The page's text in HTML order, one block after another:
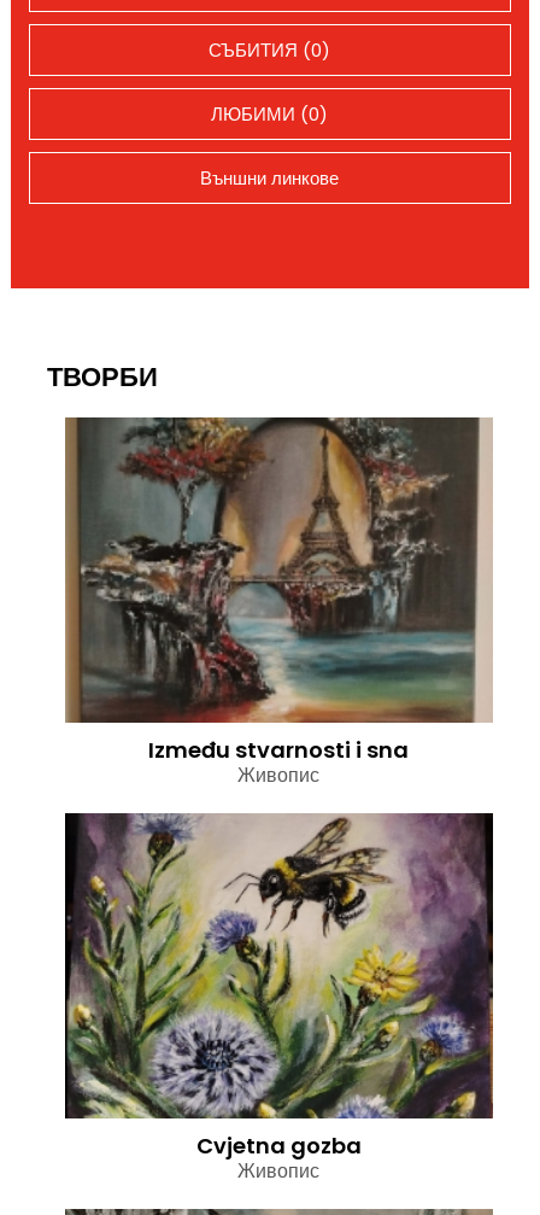
СЪБИТИЯ (0)
ЛЮБИМИ (0)
Външни линкове
ТВОРБИ
Između stvarnosti i sna
Живопис
Cvjetna gozba
Живопис